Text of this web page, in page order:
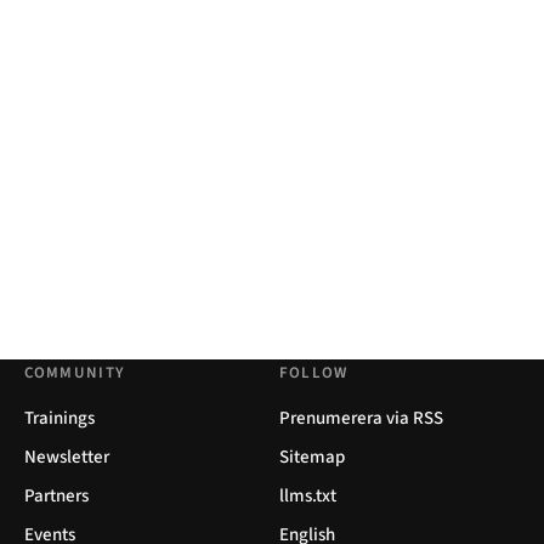
COMMUNITY
Trainings
Newsletter
Partners
Events
FOLLOW
Prenumerera via RSS
Sitemap
llms.txt
English